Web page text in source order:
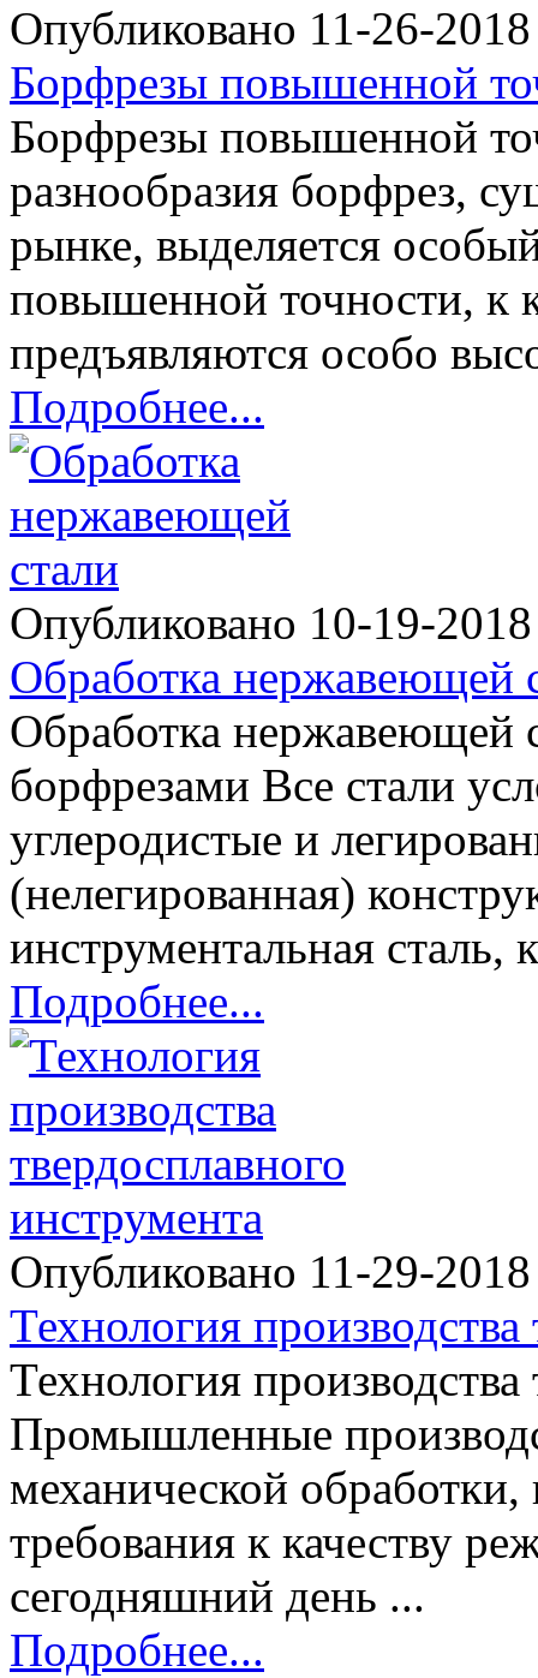
Опубликовано 11-26-
Борфрезы повышенной
Борфрезы повышенной
разнообразия борфрез,
рынке, выделяется
повышенной точности, к
предъявляются особо
Подробнее...
Опубликовано 10-19-
Обработка нержавеющей
Обработка нержавеющей
борфрезами Все стали
углеродистые и
(нелегированная)
инструментальная сталь,
Подробнее...
Опубликовано 11-29-
Технология
Технология
Промышленные
механической
требования к качеству
сегодняшний день ...
Подробнее...